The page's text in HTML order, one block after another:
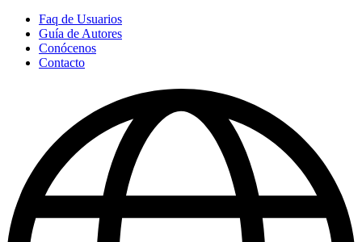
Faq de Usuarios
Guía de Autores
Conócenos
Contacto